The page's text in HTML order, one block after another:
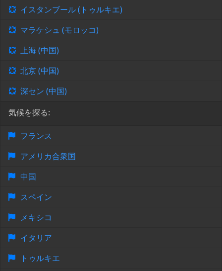
イスタンブール (トゥルキエ)
マラケシュ (モロッコ)
上海 (中国)
北京 (中国)
深セン (中国)
気候を探る:
フランス
アメリカ合衆国
中国
スペイン
メキシコ
イタリア
トゥルキエ